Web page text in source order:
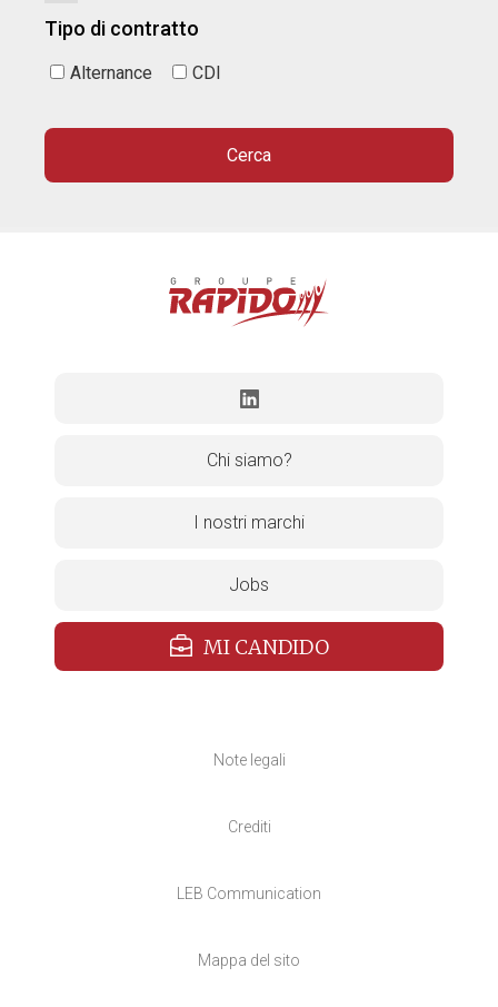
Tipo di contratto
Alternance CDI
Chi siamo?
I nostri marchi
Jobs
MI CANDIDO
Note legali
Crediti
LEB Communication
Mappa del sito